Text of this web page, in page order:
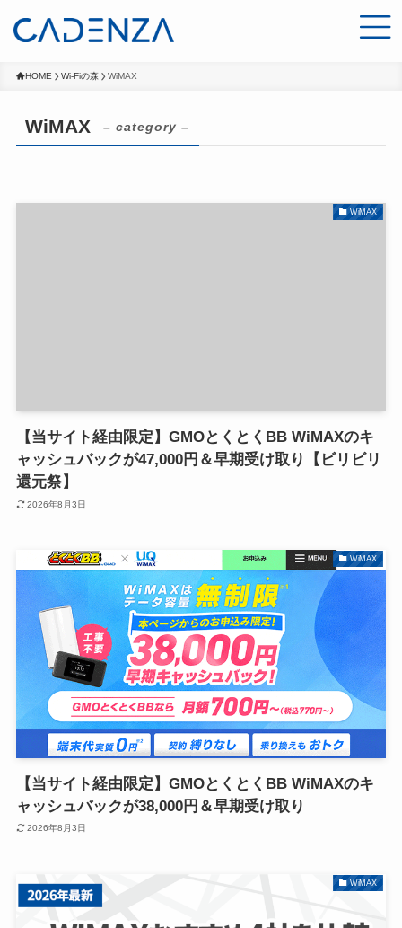
HOME Wi-Fiの森 WiMAX
WiMAX – category –
WiMAX
【当サイト経由限定】GMOとくとくBB WiMAXのキ
ャッシュバックが47,000円＆早期受け取り【ビリビリ
還元祭】
2026年8月3日
WiMAX
【当サイト経由限定】GMOとくとくBB WiMAXのキ
ャッシュバックが38,000円＆早期受け取り
2026年8月3日
WiMAX